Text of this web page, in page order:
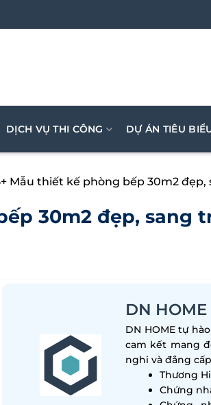
DỊCH VỤ THI CÔNG DỰ ÁN TIÊU
Mẫu thiết kế phòng bếp 30m2
30m2 đẹp, sang
DN HOME
DN HOME tự
cam kết mang
nghi và đẳng
Thương
Chứng